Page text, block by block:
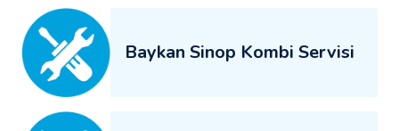
Baykan Sinop Kombi Servisi